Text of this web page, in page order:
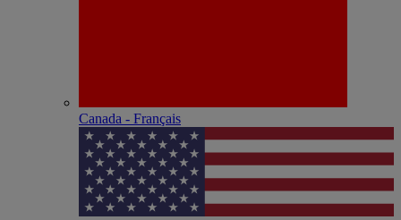
Canada - Français